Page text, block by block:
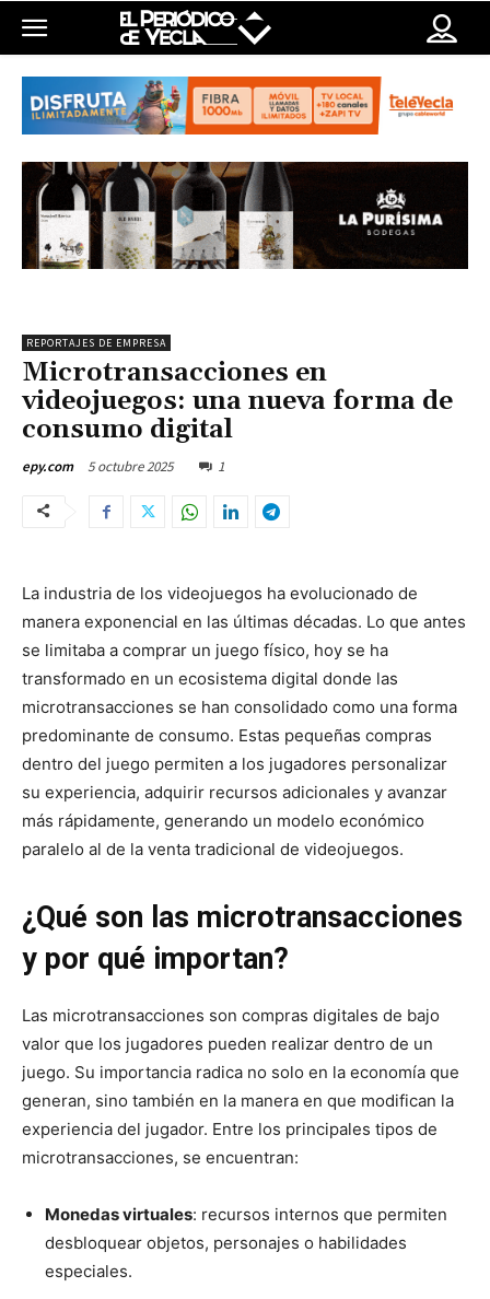
REPORTAJES DE EMPRESA
Microtransacciones en
videojuegos: una nueva forma de
consumo digital
epy.com 5 octubre 2025 1
La industria de los videojuegos ha evolucionado de
manera exponencial en las últimas décadas. Lo que antes
se limitaba a comprar un juego físico, hoy se ha
transformado en un ecosistema digital donde las
microtransacciones se han consolidado como una forma
predominante de consumo. Estas pequeñas compras
dentro del juego permiten a los jugadores personalizar
su experiencia, adquirir recursos adicionales y avanzar
más rápidamente, generando un modelo económico
paralelo al de la venta tradicional de videojuegos.
¿Qué son las microtransacciones
y por qué importan?
Las microtransacciones son compras digitales de bajo
valor que los jugadores pueden realizar dentro de un
juego. Su importancia radica no solo en la economía que
generan, sino también en la manera en que modifican la
experiencia del jugador. Entre los principales tipos de
microtransacciones, se encuentran:
Monedas virtuales: recursos internos que permiten
desbloquear objetos, personajes o habilidades
especiales.